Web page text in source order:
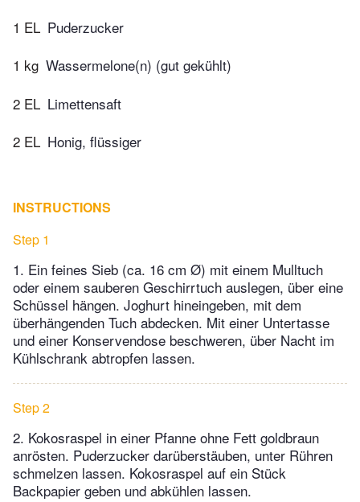
1 EL Puderzucker
1 kg Wassermelone(n) (gut gekühlt)
2 EL Limettensaft
2 EL Honig, flüssiger
INSTRUCTIONS
Step 1
1. Ein feines Sieb (ca. 16 cm Ø) mit einem Mulltuch
oder einem sauberen Geschirrtuch auslegen, über eine
Schüssel hängen. Joghurt hineingeben, mit dem
überhängenden Tuch abdecken. Mit einer Untertasse
und einer Konservendose beschweren, über Nacht im
Kühlschrank abtropfen lassen.
Step 2
2. Kokosraspel in einer Pfanne ohne Fett goldbraun
anrösten. Puderzucker darüberstäuben, unter Rühren
schmelzen lassen. Kokosraspel auf ein Stück
Backpapier geben und abkühlen lassen.